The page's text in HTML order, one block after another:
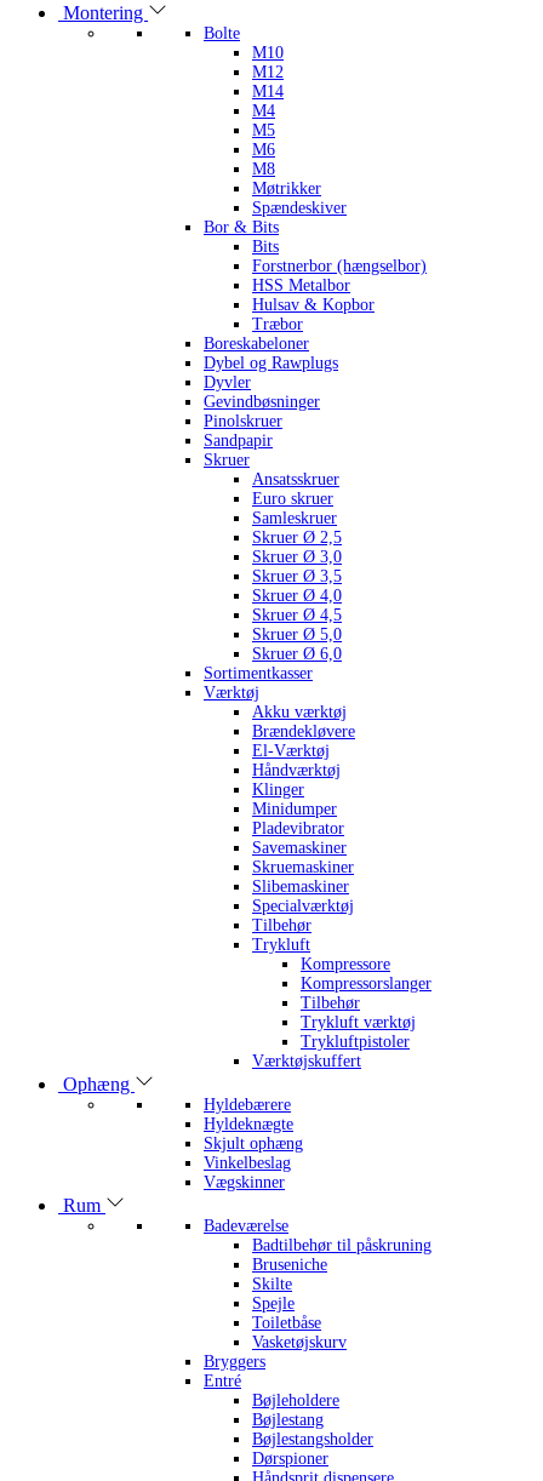
Montering
Bolte
M10
M12
M14
M4
M5
M6
M8
Møtrikker
Spændeskiver
Bor & Bits
Bits
Forstnerbor (hængselbor)
HSS Metalbor
Hulsav & Kopbor
Træbor
Boreskabeloner
Dybel og Rawplugs
Dyvler
Gevindbøsninger
Pinolskruer
Sandpapir
Skruer
Ansatsskruer
Euro skruer
Samleskruer
Skruer Ø 2,5
Skruer Ø 3,0
Skruer Ø 3,5
Skruer Ø 4,0
Skruer Ø 4,5
Skruer Ø 5,0
Skruer Ø 6,0
Sortimentkasser
Værktøj
Akku værktøj
Brændekløvere
El-Værktøj
Håndværktøj
Klinger
Minidumper
Pladevibrator
Savemaskiner
Skruemaskiner
Slibemaskiner
Specialværktøj
Tilbehør
Trykluft
Kompressore
Kompressorslanger
Tilbehør
Trykluft værktøj
Trykluftpistoler
Værktøjskuffert
Ophæng
Hyldebærere
Hyldeknægte
Skjult ophæng
Vinkelbeslag
Vægskinner
Rum
Badeværelse
Badtilbehør til påskruning
Bruseniche
Skilte
Spejle
Toiletbåse
Vasketøjskurv
Bryggers
Entré
Bøjleholdere
Bøjlestang
Bøjlestangsholder
Dørspioner